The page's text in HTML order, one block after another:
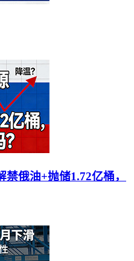
俄油+抛储1.72亿桶，